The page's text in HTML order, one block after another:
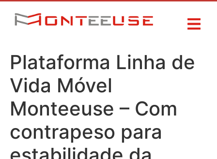
Plataforma Linha de
Vida Móvel
Monteeuse – Com
contrapeso para